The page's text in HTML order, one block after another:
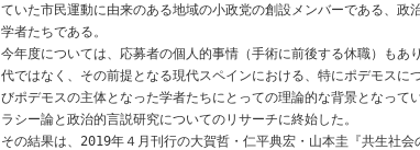
ていた市民運動に由来のある地域の小政党の創設メンバーである、政
学者たちである。
今年度については、応募者の個人的事情（手術に前後する休職）もあ
代ではなく、その前提となる現代スペインにおける、特にポデモスに
びポデモスの主体となった学者たちにとっての理論的な背景となって
ラシー論と政治的言説研究についてのリサーチに終始した。
その結果は、2019年４月刊行の大賀哲・仁平典宏・山本圭『共生社